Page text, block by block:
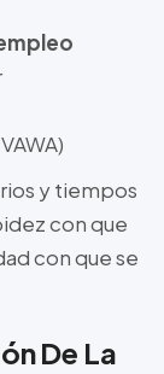
y tiempos
con que
con que se
De La